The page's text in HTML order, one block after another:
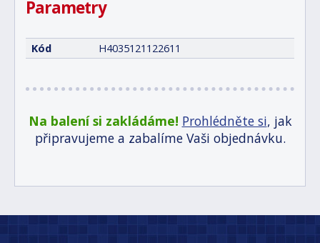
Parametry
Kód H4035121122611
Na balení si zakládáme! Prohlédněte si, jak
připravujeme a zabalíme Vaši objednávku.